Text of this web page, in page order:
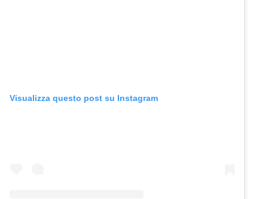
Visualizza questo post su Instagram